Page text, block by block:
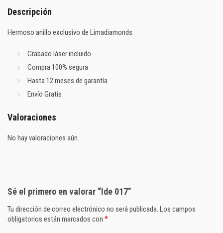
Descripción
Hermoso anillo exclusivo de Limadiamonds
Grabado láser incluido
Compra 100% segura
Hasta 12 meses de garantía
Envío Gratis
Valoraciones
No hay valoraciones aún.
Sé el primero en valorar “lde 017”
Tu dirección de correo electrónico no será publicada. Los campos
obligatorios están marcados con *